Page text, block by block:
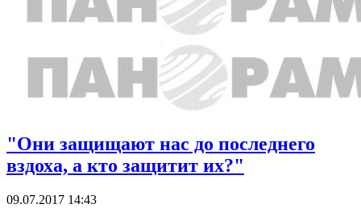
"Они защищают нас до последнего
вздоха, а кто защитит их?"
09.07.2017 14:43